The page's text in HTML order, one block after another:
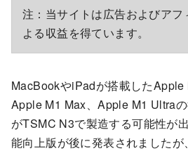
注：当サイトは広告およびア
よる収益を得ています。
MacBookやiPadが搭載したApple
Apple M1 Max、Apple M1 Ultra
がTSMC N3で製造する可能性が
能向上版が後に発表されました